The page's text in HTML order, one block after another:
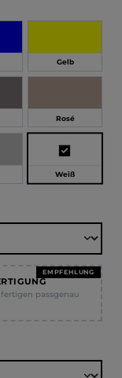
Gelb
Rosé
Weiß
EMPFEHLUNG
passgenau